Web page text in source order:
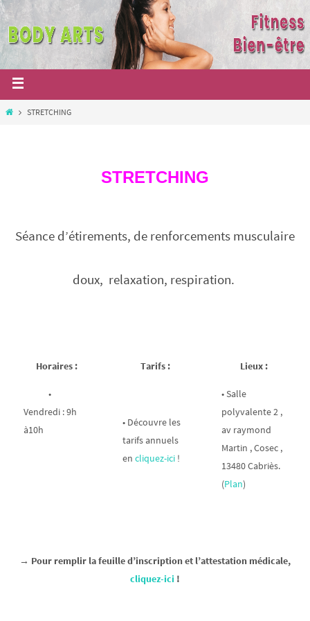
STRETCHING
STRETCHING
Séance d’étirements, de renforcements musculaire
doux, relaxation, respiration.
Horaires :
•
Vendredi : 9h
à10h
Tarifs :
• Découvre les
tarifs annuels
en cliquez-ici !
Lieux :
• Salle
polyvalente 2 ,
av raymond
Martin , Cosec ,
13480 Cabriès.
(Plan)
→ Pour remplir la feuille d’inscription et l’attestation médicale,
cliquez-ici !